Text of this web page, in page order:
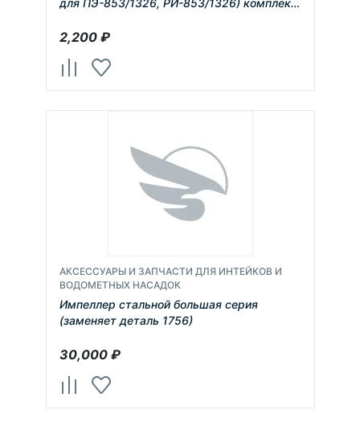
для ПЭ-853/1326, РИ-853/1326) комплект
2,200₽
АКСЕССУАРЫ И ЗАПЧАСТИ ДЛЯ ИНТЕЙКОВ И
ВОДОМЕТНЫХ НАСАДОК
Импеллер стальной большая серия
(заменяет деталь 1756)
30,000₽